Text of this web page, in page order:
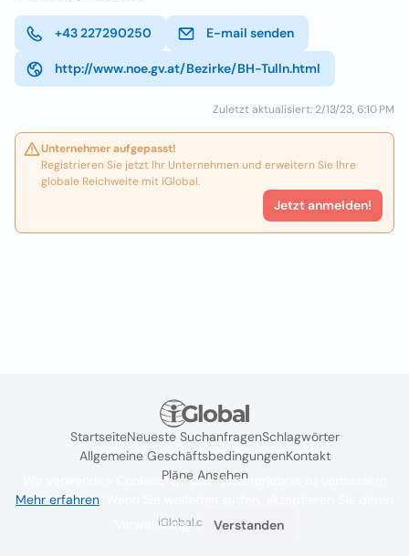
+43 227290250 E-mail senden
http://www.noe.gv.at/Bezirke/BH-Tulln.html
Zuletzt aktualisiert: 2/13/23, 6:10 PM
Unternehmer aufgepasst!
Registrieren Sie jetzt Ihr Unternehmen und erweitern Sie Ihre
globale Reichweite mit iGlobal.
Jetzt anmelden!
StartseiteNeueste SuchanfragenSchlagwörter
Allgemeine GeschäftsbedingungenKontakt
Pläne Ansehen
iGlobal.co @ 2024
Wir verwenden Cookies, um das Nutzererlebnis zu verbessern
Mehr erfahren
Verwendung.
Verstanden